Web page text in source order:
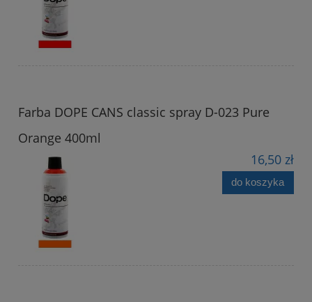
Farba DOPE CANS classic spray D-023 Pure
Orange 400ml
16,50 zł
do koszyka